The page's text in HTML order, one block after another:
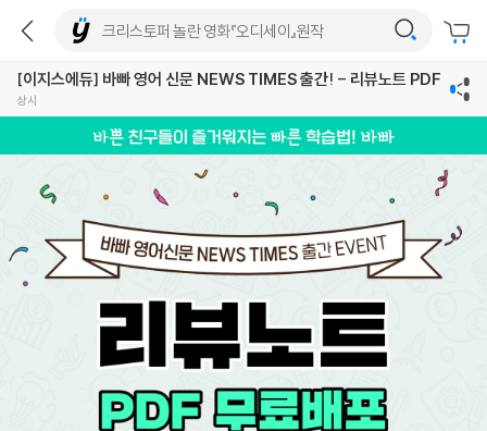
[이지스에듀] 바빠 영어 신문 NEWS TIMES 출간! - 리뷰노트 PDF
상시